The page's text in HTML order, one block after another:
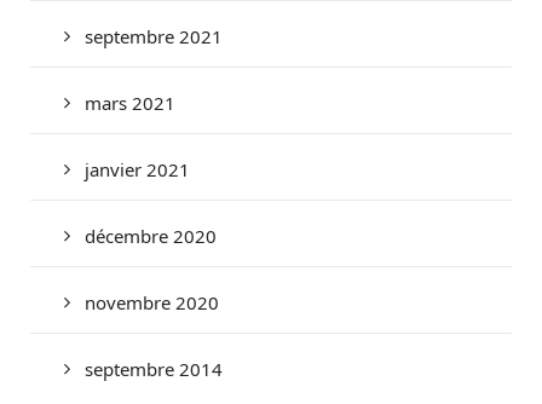
septembre 2021
mars 2021
janvier 2021
décembre 2020
novembre 2020
septembre 2014